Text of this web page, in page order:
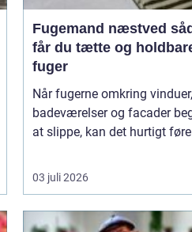
Fugemand næstved sådan
får du tætte og
fuger
Når fugerne omkring
badeværelser og facader
at slippe, kan det hurtigt
03 juli 2026